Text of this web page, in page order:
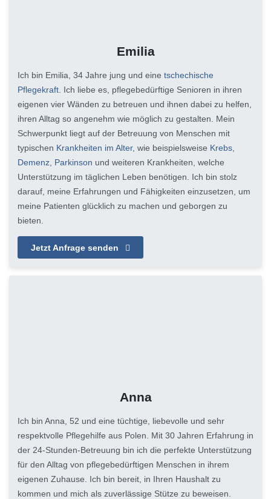
Emilia
Ich bin Emilia, 34 Jahre jung und eine tschechische
Pflegekraft. Ich liebe es, pflegebedürftige Senioren in ihren
eigenen vier Wänden zu betreuen und ihnen dabei zu helfen,
ihren Alltag so angenehm wie möglich zu gestalten. Mein
Schwerpunkt liegt auf der Betreuung von Menschen mit
typischen Krankheiten im Alter, wie beispielsweise Krebs,
Demenz, Parkinson und weiteren Krankheiten, welche
Unterstützung im täglichen Leben benötigen. Ich bin stolz
darauf, meine Erfahrungen und Fähigkeiten einzusetzen, um
meine Patienten glücklich zu machen und geborgen zu
bieten.
Jetzt Anfrage senden
Anna
Ich bin Anna, 52 und eine tüchtige, liebevolle und sehr
respektvolle Pflegehilfe aus Polen. Mit 30 Jahren Erfahrung in
der 24-Stunden-Betreuung bin ich die perfekte Unterstützung
für den Alltag von pflegebedürftigen Menschen in ihrem
eigenen Zuhause. Ich bin bereit, in Ihren Haushalt zu
kommen und mich als zuverlässige Stütze zu beweisen.